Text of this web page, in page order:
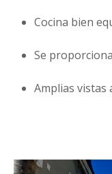
Cocina bien
Se
Amplias vistas